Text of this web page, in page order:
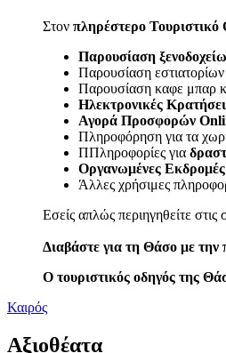
Στον πληρέστερο
Παρουσίαση
Παρουσίαση εστιατορίων
Παρουσίαση καφε μπαρ
Ηλεκτρονικές
Αγορά Προσφορών
Πληροφόρηση για τα
ΠΠληροφορίες για
Οργανωμένες
Άλλες χρήσιμες
Εσείς απλώς περιηγηθείτε στις
Διαβάστε για τη Θάσο με την
Ο τουριστικός οδηγός της
Καιρός
Αξιοθέατα